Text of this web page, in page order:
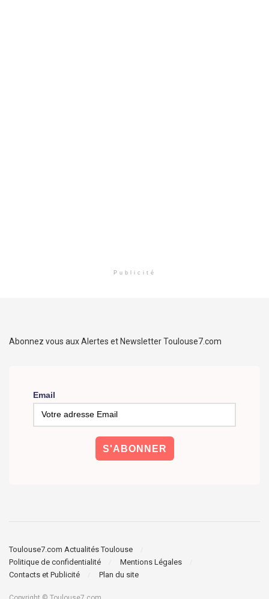
Publicité
Abonnez vous aux Alertes et Newsletter Toulouse7.com
Email
Toulouse7.com Actualités Toulouse
Politique de confidentialité
Mentions Légales
Contacts et Publicité
Plan du site